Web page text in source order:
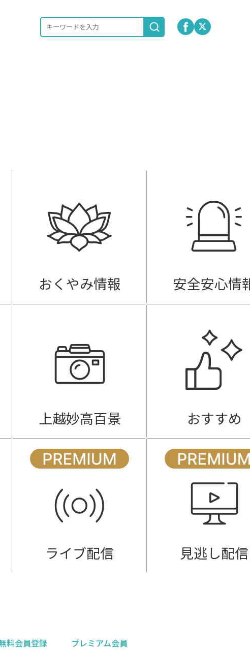
おくやみ情報 安全安心情
上越妙高百景 おすすめ
ライブ配信 見逃し配信
料会員登録
プレミアム会員